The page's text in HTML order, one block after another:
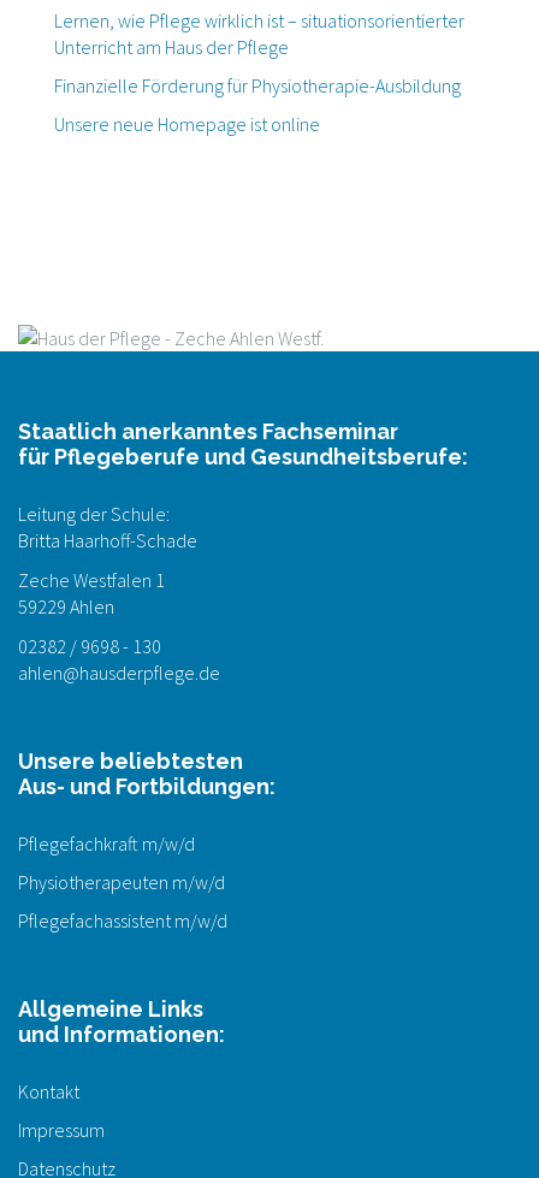
Lernen, wie Pflege wirklich ist – situationsorientierter
Unterricht am Haus der Pflege
Finanzielle Förderung für Physiotherapie-Ausbildung
Unsere neue Homepage ist online
Staatlich anerkanntes Fachseminar
für Pflegeberufe und Gesundheitsberufe:
Leitung der Schule:
Britta Haarhoff-Schade
Zeche Westfalen 1
59229 Ahlen
02382 / 9698 - 130
ahlen@hausderpflege.de
Unsere beliebtesten
Aus- und Fortbildungen:
Pflegefachkraft m/w/d
Physiotherapeuten m/w/d
Pflegefachassistent m/w/d
Allgemeine Links
und Informationen:
Kontakt
Impressum
Datenschutz